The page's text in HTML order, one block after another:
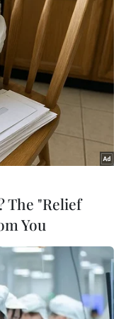
The "Relief
You